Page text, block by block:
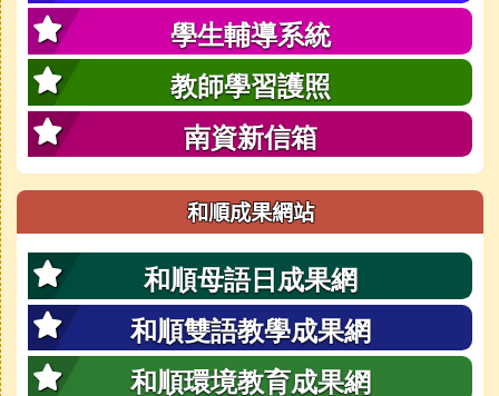
學生輔導系統
教師學習護照
南資新信箱
和順成果網站
和順母語日成果網
和順雙語教學成果網
和順環境教育成果網